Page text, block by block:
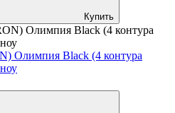
Купить
Олимпия Black (4 контура